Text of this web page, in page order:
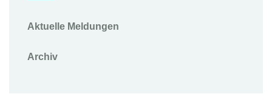
Aktuelle Meldungen
Archiv